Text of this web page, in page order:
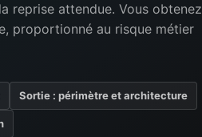
reprise attendue. Vous obtenez
proportionné au risque métier
Sortie : périmètre et architecture